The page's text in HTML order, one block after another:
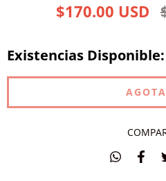
$170.00 USD
Existencias